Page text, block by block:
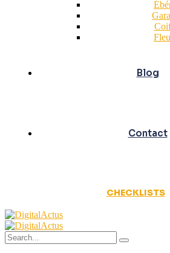
Blog
Contact
CHECKLISTS